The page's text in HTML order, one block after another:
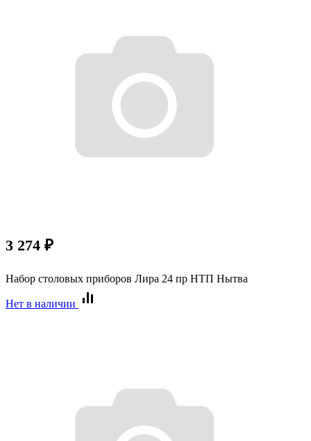
3 274 ₽
Набор столовых приборов Лира 24 пр НТП Нытва
Нет в наличии